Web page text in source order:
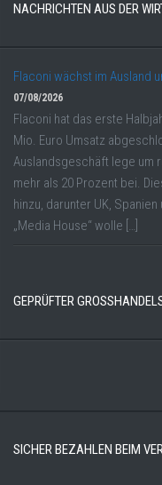
NACHRICHTEN AUS DER
Flaconi wächst im Ausland
07/08/2026
Flaconi hat das erste
Mio. Euro Umsatz
Auslandsgeschäft lege um
mehr als 20 Prozent bei.
hinzu, darunter UK,
„Media House“ wolle […]
GEPRÜFTER
SICHER BEZAHLEN BEIM